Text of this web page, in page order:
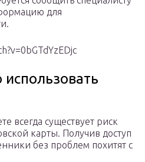
для
всегда существует риск
карты. Получив доступ
без проблем похитят с